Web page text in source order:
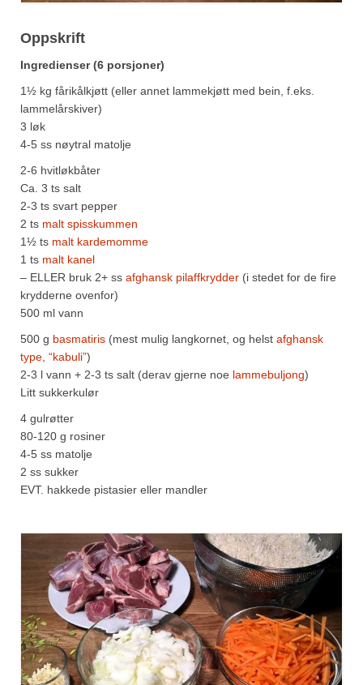
Oppskrift
Ingredienser (6 porsjoner)
1½ kg fårikålkjøtt (eller annet lammekjøtt med bein, f.eks.
lammelårskiver)
3 løk
4-5 ss nøytral matolje
2-6 hvitløkbåter
Ca. 3 ts salt
2-3 ts svart pepper
2 ts malt spisskummen
1½ ts malt kardemomme
1 ts malt kanel
– ELLER bruk 2+ ss afghansk pilaffkrydder (i stedet for de fire
krydderne ovenfor)
500 ml vann
500 g basmatiris (mest mulig langkornet, og helst afghansk
type, “kabuli”)
2-3 l vann + 2-3 ts salt (derav gjerne noe lammebuljong)
Litt sukkerkulør
4 gulrøtter
80-120 g rosiner
4-5 ss matolje
2 ss sukker
EVT. hakkede pistasier eller mandler